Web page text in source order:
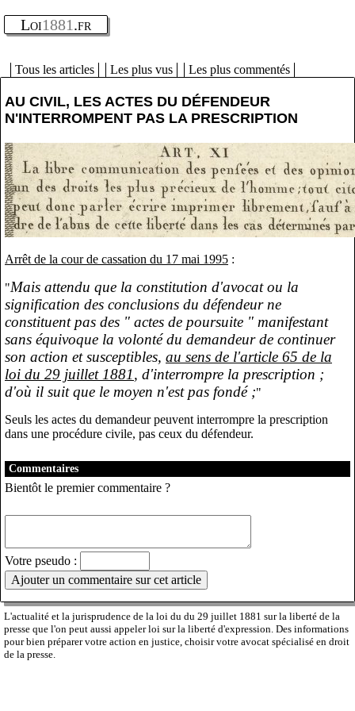
Loi1881 .fr
Tous les articles Les plus vus Les plus commentés
AU CIVIL, LES ACTES DU DÉFENDEUR
N'INTERROMPENT PAS LA PRESCRIPTION
Arrêt de la cour de cassation du 17 mai 1995 :
"Mais attendu que la constitution d'avocat ou la
signification des conclusions du défendeur ne
constituent pas des " actes de poursuite " manifestant
sans équivoque la volonté du demandeur de continuer
son action et susceptibles, au sens de l'article 65 de la
loi du 29 juillet 1881, d'interrompre la prescription ;
d'où il suit que le moyen n'est pas fondé ;"
Seuls les actes du demandeur peuvent interrompre la prescription
dans une procédure civile, pas ceux du défendeur.
Commentaires
Bientôt le premier commentaire ?
Votre pseudo :
L'actualité et la jurisprudence de la loi du du 29 juillet 1881 sur la liberté de la
presse que l'on peut aussi appeler loi sur la liberté d'expression. Des informations
pour bien préparer votre action en justice, choisir votre avocat spécialisé en droit
de la presse.